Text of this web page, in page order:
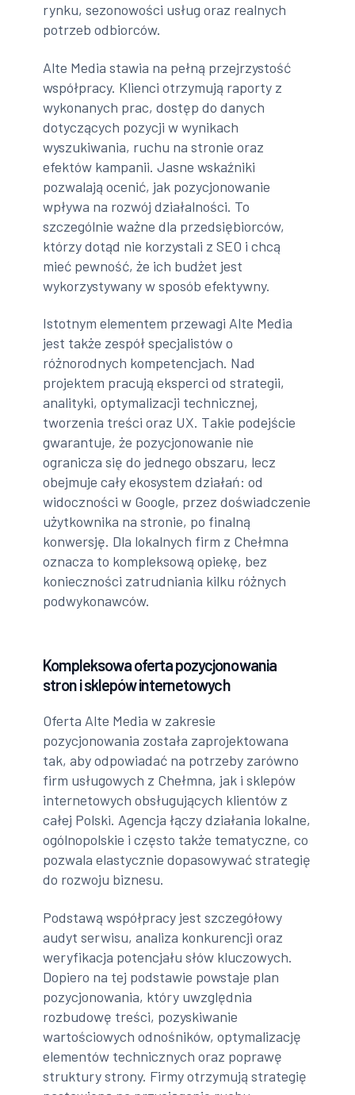
rynku, sezonowości usług oraz realnych
potrzeb odbiorców.
Alte Media stawia na pełną przejrzystość
współpracy. Klienci otrzymują raporty z
wykonanych prac, dostęp do danych
dotyczących pozycji w wynikach
wyszukiwania, ruchu na stronie oraz
efektów kampanii. Jasne wskaźniki
pozwalają ocenić, jak pozycjonowanie
wpływa na rozwój działalności. To
szczególnie ważne dla przedsiębiorców,
którzy dotąd nie korzystali z SEO i chcą
mieć pewność, że ich budżet jest
wykorzystywany w sposób efektywny.
Istotnym elementem przewagi Alte Media
jest także zespół specjalistów o
różnorodnych kompetencjach. Nad
projektem pracują eksperci od strategii,
analityki, optymalizacji technicznej,
tworzenia treści oraz UX. Takie podejście
gwarantuje, że pozycjonowanie nie
ogranicza się do jednego obszaru, lecz
obejmuje cały ekosystem działań: od
widoczności w Google, przez doświadczenie
użytkownika na stronie, po finalną
konwersję. Dla lokalnych firm z Chełmna
oznacza to kompleksową opiekę, bez
konieczności zatrudniania kilku różnych
podwykonawców.
Kompleksowa oferta pozycjonowania
stron i sklepów internetowych
Oferta Alte Media w zakresie
pozycjonowania została zaprojektowana
tak, aby odpowiadać na potrzeby zarówno
firm usługowych z Chełmna, jak i sklepów
internetowych obsługujących klientów z
całej Polski. Agencja łączy działania lokalne,
ogólnopolskie i często także tematyczne, co
pozwala elastycznie dopasowywać strategię
do rozwoju biznesu.
Podstawą współpracy jest szczegółowy
audyt serwisu, analiza konkurencji oraz
weryfikacja potencjału słów kluczowych.
Dopiero na tej podstawie powstaje plan
pozycjonowania, który uwzględnia
rozbudowę treści, pozyskiwanie
wartościowych odnośników, optymalizację
elementów technicznych oraz poprawę
struktury strony. Firmy otrzymują strategię